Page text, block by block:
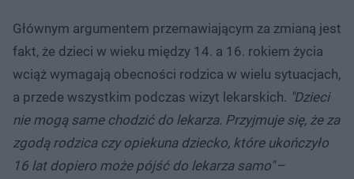
Głównym argumentem przemawiającym za zmianą jest
fakt, że dzieci w wieku między 14. a 16. rokiem życia
wciąż wymagają obecności rodzica w wielu sytuacjach,
a przede wszystkim podczas wizyt lekarskich. "Dzieci
nie mogą same chodzić do lekarza. Przyjmuje się, że za
zgodą rodzica czy opiekuna dziecko, które ukończyło
16 lat dopiero może pójść do lekarza samo"–